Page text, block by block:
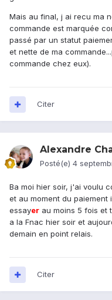
Mais au final, j ai recu ma
commande est marquée
passé par un statut
et nette de ma
commande chez eux).
Citer
Alexandre
Posté(e) 4
Ba moi hier soir, j'ai voulu
et au moment du
essayer au moins 5 fois et
a la Fnac hier soir et
demain en point relais.
Citer